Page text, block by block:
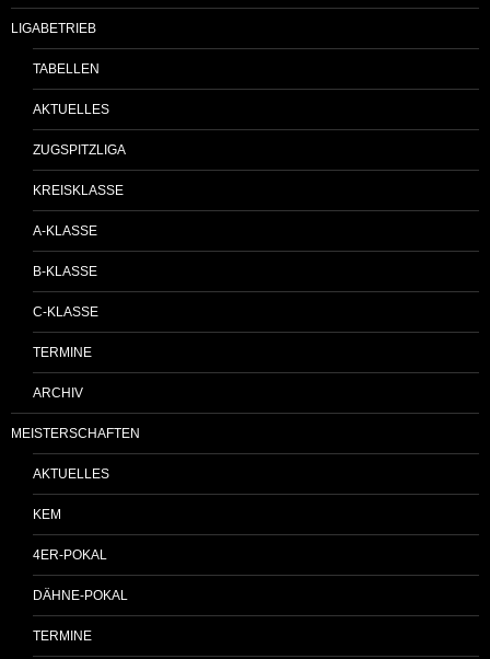
LIGABETRIEB
TABELLEN
AKTUELLES
ZUGSPITZLIGA
KREISKLASSE
A-KLASSE
B-KLASSE
C-KLASSE
TERMINE
ARCHIV
MEISTERSCHAFTEN
AKTUELLES
KEM
4ER-POKAL
DÄHNE-POKAL
TERMINE